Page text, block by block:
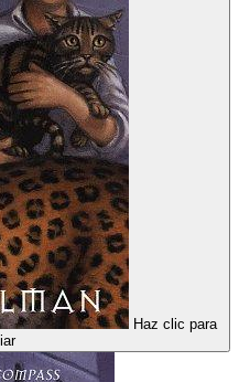
Haz clic para